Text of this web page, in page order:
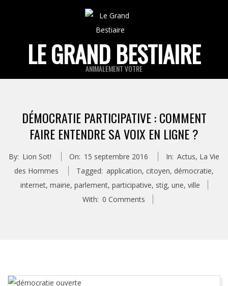
LE GRAND BESTIAIRE
ANIMALEMENT VOTRE
MenuDÉMOCRATIE PARTICIPATIVE : COMMENT
FAIRE ENTENDRE SA VOIX EN LIGNE ?
By: Lion Sot! On: 15 septembre 2016 In: Actus, La Vie
des Hommes
Tagged: application, citoyen, démocratie,
internet, mairie, parlement, participative, stig, une, ville
With: 0 Comments